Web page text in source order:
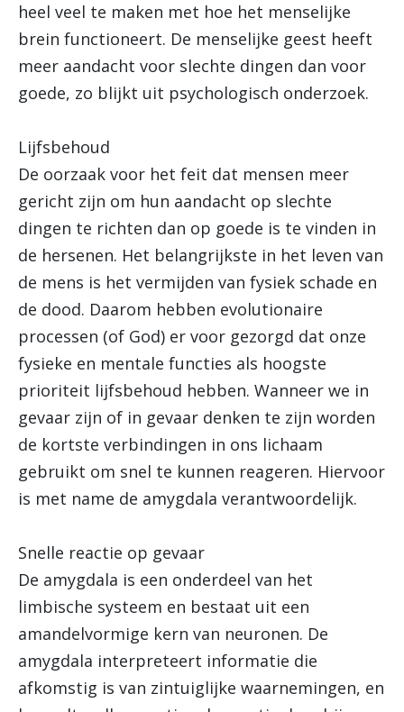
heel veel te maken met hoe het menselijke
brein functioneert. De menselijke geest heeft
meer aandacht voor slechte dingen dan voor
goede, zo blijkt uit psychologisch onderzoek.
Lijfsbehoud
De oorzaak voor het feit dat mensen meer
gericht zijn om hun aandacht op slechte
dingen te richten dan op goede is te vinden in
de hersenen. Het belangrijkste in het leven van
de mens is het vermijden van fysiek schade en
de dood. Daarom hebben evolutionaire
processen (of God) er voor gezorgd dat onze
fysieke en mentale functies als hoogste
prioriteit lijfsbehoud hebben. Wanneer we in
gevaar zijn of in gevaar denken te zijn worden
de kortste verbindingen in ons lichaam
gebruikt om snel te kunnen reageren. Hiervoor
is met name de amygdala verantwoordelijk.
Snelle reactie op gevaar
De amygdala is een onderdeel van het
limbische systeem en bestaat uit een
amandelvormige kern van neuronen. De
amygdala interpreteert informatie die
afkomstig is van zintuiglijke waarnemingen, en